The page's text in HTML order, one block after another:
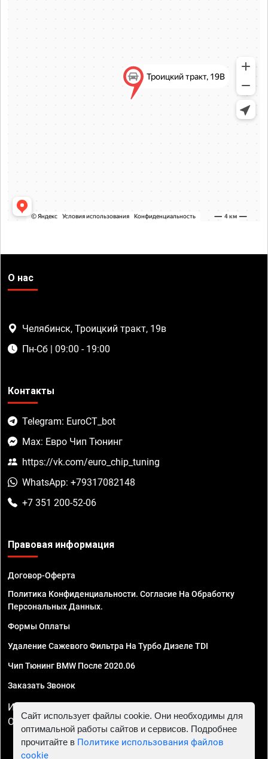
О нас
Челябинск, Троицкий тракт, 19в
Пн-Сб | 09:00 - 19:00
Контакты
Telegram: EuroCT_bot
Max: Евро Чип Тюнинг
https://vk.com/euro_chip_tuning
WhatsApp: +79317082148
+7 351 200-52-06
Правовая информация
Договор-Оферта
Политика Конфиденциальности. Согласие На Обработку
Персональных Данных.
Формы Оплаты
Удаление Сажевого Фильтра На Турбо Дизеле TDI
Чип Тюнинг BMW После 2020.06
Заказать Звонок
ИП Смирнов Георгий Павлович. ИНН 781302555843,
ОГРНИП 324470400032610
Сайт использует файлы cookie. Они необходимы для
оптимальной работы сайтов и сервисов. Подробнее
прочитайте в Политике использования файлов
cookie